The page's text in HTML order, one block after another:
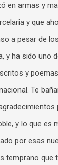
en armas y
y que
a pesar de
y ha sido uno
y
Te
y lo que es
por esas
temprano que